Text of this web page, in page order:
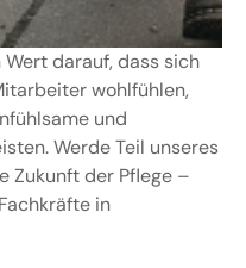
darauf, dass sich
wohlfühlen,
und
Werde Teil unseres
Zukunft der Pflege –
in